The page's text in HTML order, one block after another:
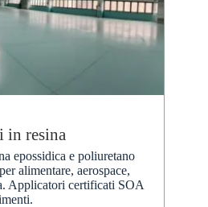
in resina
epossidica e poliuretano
alimentare, aerospace,
Applicatori certificati SOA